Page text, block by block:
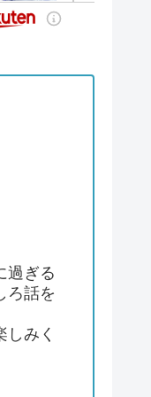
過ぎる
ろ話を
しみく